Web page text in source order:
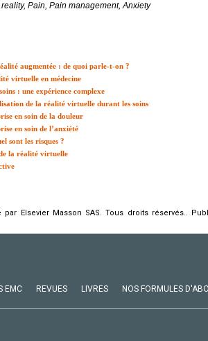
Pain, Pain management, Anxiety
augmentée : de quoi parle-t-on ?
virtuelle en médecine
: une expérience complexe
de la réalité virtuelle durant les soins
en soin de la douleur
en soin de l’anxiété
sont les risques ?
la réalité virtuelle
Elsevier Masson SAS. Tous droits réservés..
EMC REVUES LIVRES NOS FORMULES